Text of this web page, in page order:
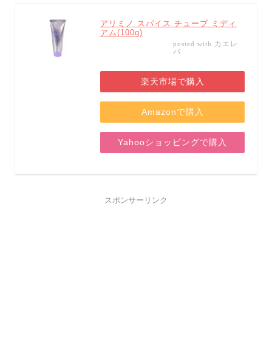
アリミノ スパイス チューブ ミディ
アム(100g)
posted with カエレ
バ
楽天市場で購入
Amazonで購入
Yahooショッピングで購入
スポンサーリンク